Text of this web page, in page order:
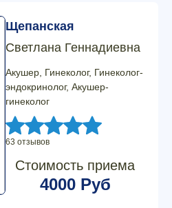
Щепанская
Светлана Геннадиевна
Акушер, Гинеколог, Гинеколог-
эндокринолог, Акушер-
гинеколог
63 отзывов
Стоимость приема
4000 Руб